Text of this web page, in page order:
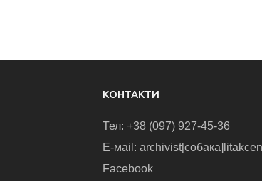
КОНТАКТИ
Тел: +38 (097) 927-45-36
E-маіl:
Facebook